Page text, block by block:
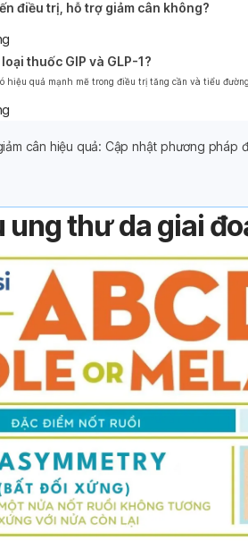
điều trị, hỗ trợ giảm cân không?
thuốc GIP và GLP-1?
hiệu quả mạnh mẽ trong điều trị tăng cần và tiểu
cân hiệu quả: Cập nhật phương pháp
ung thư da giai